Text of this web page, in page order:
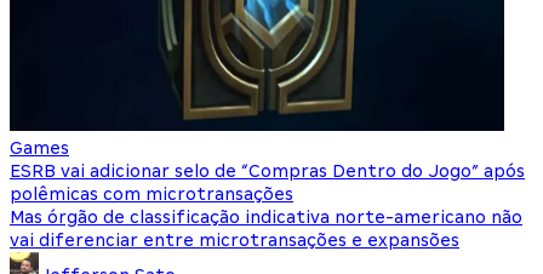
Games
ESRB vai adicionar selo de “Compras Dentro do Jogo” após
polêmicas com microtransações
Mas órgão de classificação indicativa norte-americano não
vai diferenciar entre microtransações e expansões